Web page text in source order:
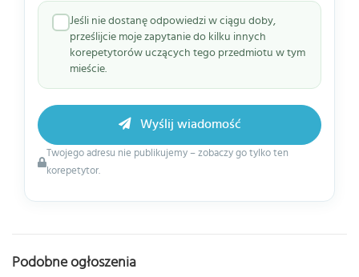
Jeśli nie dostanę odpowiedzi w ciągu doby,
prześlijcie moje zapytanie do kilku innych
korepetytorów uczących tego przedmiotu w tym
mieście.
Twojego adresu nie publikujemy – zobaczy go tylko ten
korepetytor.
Wyślij wiadomość
Podobne ogłoszenia